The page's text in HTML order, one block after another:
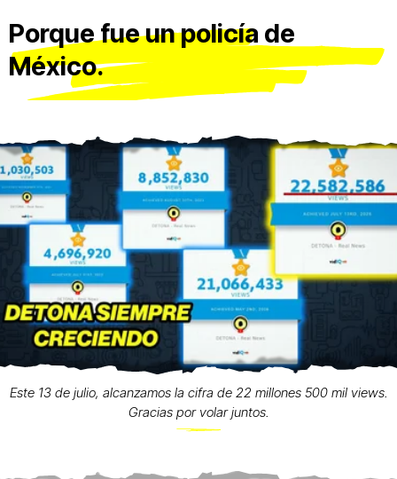
Porque fue un policía de
México.
Este 13 de julio, alcanzamos la cifra de 22 millones 500 mil views.
Gracias por volar juntos.